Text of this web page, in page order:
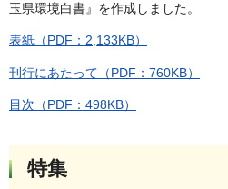
玉県環境白書』を作成しました。
表紙（PDF：2,133KB）
刊行にあたって（PDF：760KB）
目次（PDF：498KB）
特集